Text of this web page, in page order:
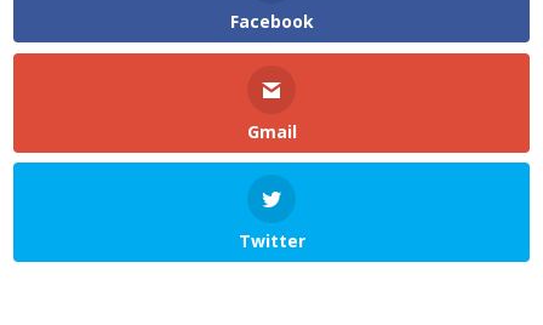
Facebook
Gmail
Twitter